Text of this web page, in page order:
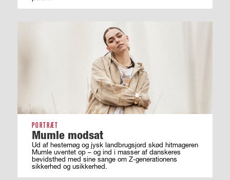
PORTRÆT
Mumle modsat
Ud af hestemøg og jysk landbrugsjord skød hitmageren
Mumle uventet op – og ind i masser af ­danskeres
bevidsthed med sine sange om ­Z-generationens
sikkerhed og usikkerhed.